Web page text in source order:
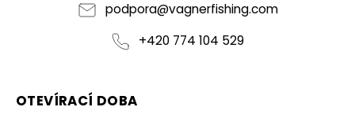
podpora@vagnerfishing.com
+420 774 104 529
OTEVÍRACÍ DOBA